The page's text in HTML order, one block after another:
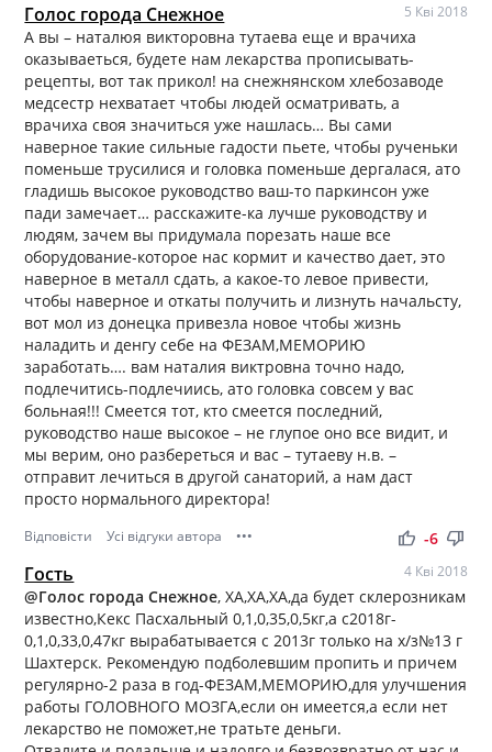
Голос города Снежное 5 Кві 2018
А вы – наталюя викторовна тутаева еще и врачиха
оказываеться, будете нам лекарства прописывать-
рецепты, вот так прикол! на снежнянском хлебозаводе
медсестр нехватает чтобы людей осматривать, а
врачиха своя значиться уже нашлась… Вы сами
наверное такие сильные гадости пьете, чтобы рученьки
поменьше трусилися и головка поменьше дергалася, ато
гладишь высокое руководство ваш-то паркинсон уже
пади замечает… расскажите-ка лучше руководству и
людям, зачем вы придумала порезать наше все
оборудование-которое нас кормит и качество дает, это
наверное в металл сдать, а какое-то левое привести,
чтобы наверное и откаты получить и лизнуть начальсту,
вот мол из донецка привезла новое чтобы жизнь
наладить и денгу себе на ФЕЗАМ,МЕМОРИЮ
заработать…. вам наталия виктровна точно надо,
подлечитись-подлечиись, ато головка совсем у вас
больная!!! Смеется тот, кто смеется последний,
руководство наше высокое – не глупое оно все видит, и
мы верим, оно разбереться и вас – тутаеву н.в. –
отправит лечиться в другой санаторий, а нам даст
просто нормального директора!
Відповісти Усі відгуки автора ••• thumb_up thumb_down
-6
Гость 4 Кві 2018
@Голос города Снежное, ХА,ХА,ХА,да будет склерозникам
известно,Кекс Пасхальный 0,1,0,35,0,5кг,а с2018г-
0,1,0,33,0,47кг вырабатывается с 2013г только на х/з№13 г
Шахтерск. Рекомендую подболевшим пропить и причем
регулярно-2 раза в год-ФЕЗАМ,МЕМОРИЮ,для улучшения
работы ГОЛОВНОГО МОЗГА,если он имеется,а если нет
лекарство не поможет,не тратьте деньги.